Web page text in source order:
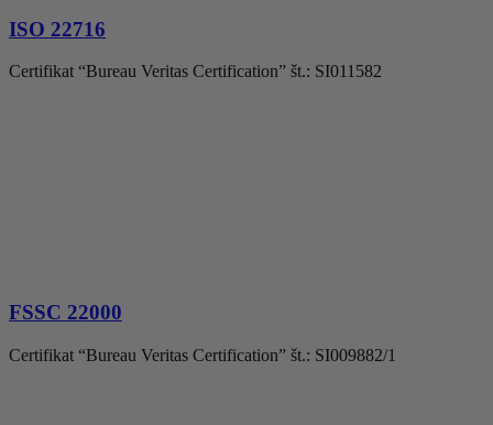
ISO 22716
Certifikat “Bureau Veritas Certification” št.: SI011582
FSSC 22000
Certifikat “Bureau Veritas Certification” št.: SI009882/1